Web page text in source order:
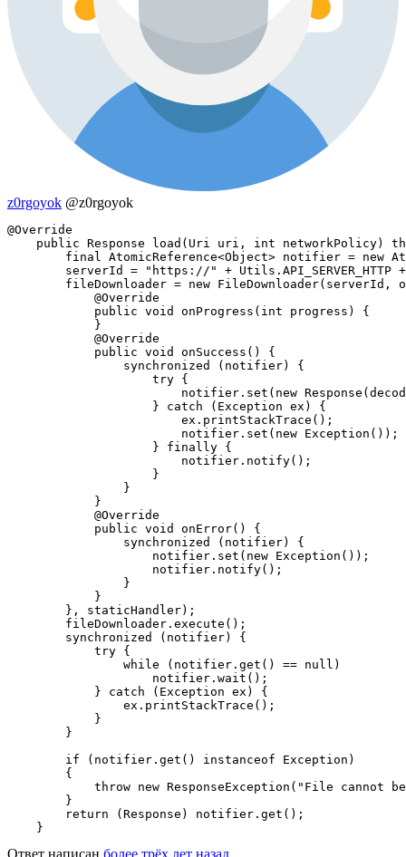
z0rgoyok @z0rgoyok
@Override
public Response load(Uri uri, int networkPolicy)
final AtomicReference<Object> notifier = new
serverId = "https://" + Utils.API_SERVER_HTTP
fileDownloader = new FileDownloader(serverId,
            @Override
            public void onProgress(int progress) {
            }
            @Override
            public void onSuccess() {
                synchronized (notifier) {
                    try {
notifier.set(new
                    } catch (Exception ex) {
                        ex.printStackTrace();
                        notifier.set(new Exception());
                    } finally {
                        notifier.notify();
                    }
                }
            }
            @Override
            public void onError() {
                synchronized (notifier) {
                    notifier.set(new Exception());
                    notifier.notify();
                }
            }
        }, staticHandler);
        fileDownloader.execute();
        synchronized (notifier) {
            try {
                while (notifier.get() == null)
                    notifier.wait();
            } catch (Exception ex) {
                ex.printStackTrace();
            }
        }
        if (notifier.get() instanceof Exception)
        {
throw new ResponseException("File cannot
        }
        return (Response) notifier.get();
    }